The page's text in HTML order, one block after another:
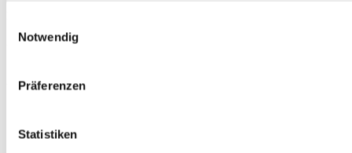
Notwendig
Präferenzen
Statistiken
242,35 €